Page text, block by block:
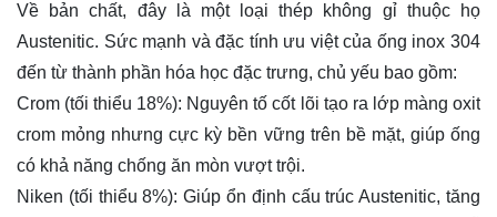
Về bản chất, đây là một loại thép không gỉ thuộc họ
Austenitic. Sức mạnh và đặc tính ưu việt của ống inox 304
đến từ thành phần hóa học đặc trưng, chủ yếu bao gồm:
Crom (tối thiểu 18%): Nguyên tố cốt lõi tạo ra lớp màng oxit
crom mỏng nhưng cực kỳ bền vững trên bề mặt, giúp ống
có khả năng chống ăn mòn vượt trội.
Niken (tối thiểu 8%): Giúp ổn định cấu trúc Austenitic, tăng